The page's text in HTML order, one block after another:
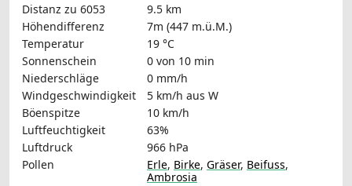
Distanz zu 6053
9.5 km
Höhendifferenz
7m (447 m.ü.M.)
Temperatur
19 °C
Sonnenschein
0 von 10 min
Niederschläge
0 mm/h
Windgeschwindigkeit
5 km/h aus W
Böenspitze
10 km/h
Luftfeuchtigkeit
63%
Luftdruck
966 hPa
Pollen
Erle, Birke, Gräser, Beifuss,
Ambrosia